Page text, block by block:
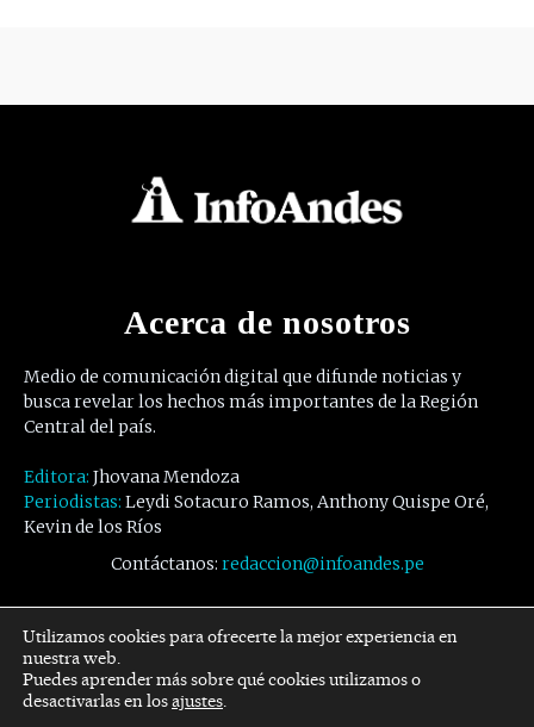
Acerca de nosotros
Medio de comunicación digital que difunde noticias y
busca revelar los hechos más importantes de la Región
Central del país.
Editora: Jhovana Mendoza
Periodistas: Leydi Sotacuro Ramos, Anthony Quispe Oré,
Kevin de los Ríos
Contáctanos: redaccion@infoandes.pe
Síguenos
Facebook Twitter Youtube
Utilizamos cookies para ofrecerte la mejor experiencia en
nuestra web.
Puedes aprender más sobre qué cookies utilizamos o
desactivarlas en losajustes.